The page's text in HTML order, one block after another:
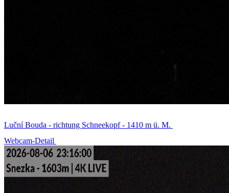
Luční Bouda - richtung Schneekopf - 1410 m ü. M.
Webcam-Detail